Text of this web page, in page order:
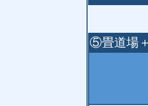
⑤畳道場